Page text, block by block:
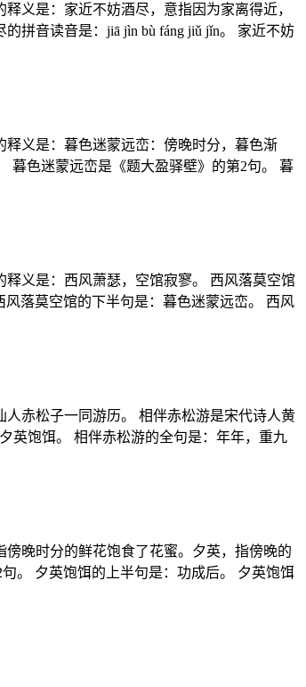
义是：家近不妨酒尽，意指因为家离得近，
拼音读音是：jiā jìn bù fáng jiǔ jǐn。 家近不妨
义是：暮色迷蒙远峦：傍晚时分，暮色渐
暮色迷蒙远峦是《题大盈驿壁》的第2句。 暮
义是：西风萧瑟，空馆寂寥。 西风落莫空馆
风落莫空馆的下半句是：暮色迷蒙远峦。 西风
赤松子一同游历。 相伴赤松游是宋代诗人黄
英饱饵。 相伴赤松游的全句是：年年，重九
晚时分的鲜花饱食了花蜜。夕英，指傍晚的
。 夕英饱饵的上半句是：功成后。 夕英饱饵